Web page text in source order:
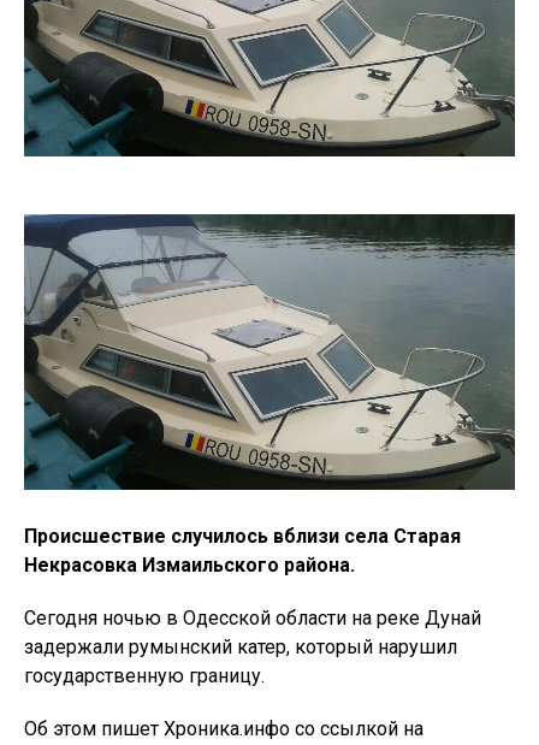
Происшествие случилось вблизи села Старая
Некрасовка Измаильского района.
Сегодня ночью в Одесской области на реке Дунай
задержали румынский катер, который нарушил
государственную границу.
Об этом пишет Хроника.инфо со ссылкой на